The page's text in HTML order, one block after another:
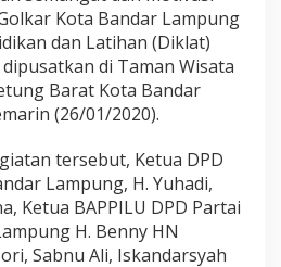
Kota Bandar Lampung
dan Latihan (Diklat)
di Taman Wisata
Barat Kota Bandar
(26/01/2020).
tersebut, Ketua DPD
Lampung, H. Yuhadi,
Ketua BAPPILU DPD Partai
H. Benny HN
Sabnu Ali, Iskandarsyah